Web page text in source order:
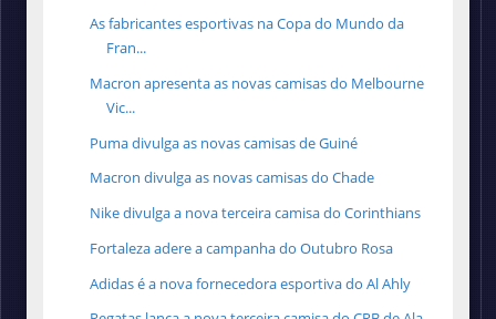
As fabricantes esportivas na Copa do Mundo da
Fran...
Macron apresenta as novas camisas do Melbourne
Vic...
Puma divulga as novas camisas de Guiné
Macron divulga as novas camisas do Chade
Nike divulga a nova terceira camisa do Corinthians
Fortaleza adere a campanha do Outubro Rosa
Adidas é a nova fornecedora esportiva do Al Ahly